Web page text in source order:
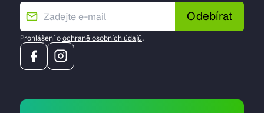
Odebírat
Prohlášení o ochraně osobních údajů.